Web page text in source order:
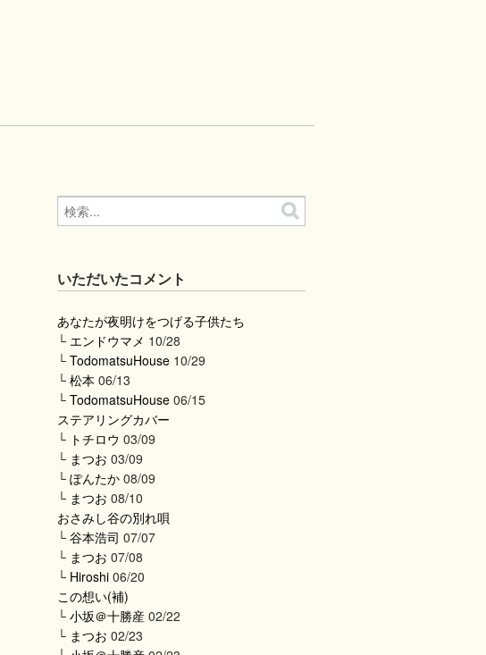
いただいたコメント
あなたが夜明けをつげる子供たち
└ エンドウマメ 10/28
└TodomatsuHouse 10/29
└松本 06/13
└TodomatsuHouse 06/15
ステアリングカバー
└ トチロウ 03/09
└ まつお 03/09
└ぽんたか 08/09
└ まつお 08/10
おさみし谷の別れ唄
└谷本浩司 07/07
└ まつお 07/08
└ Hiroshi 06/20
この想い(補)
└小坂＠十勝産 02/22
└ まつお 02/23